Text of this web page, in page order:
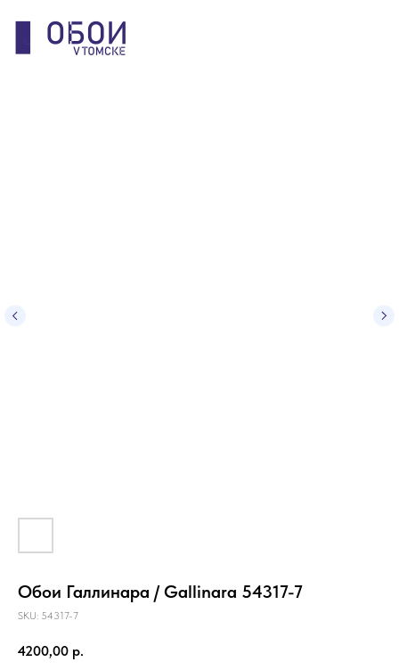
Обои Галлинара / Gallinara 54317-7
SKU: 54317-7
4200,00 р.